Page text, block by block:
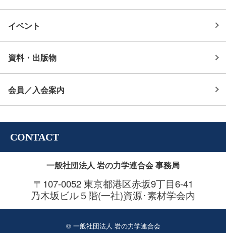
CONTACT
一般社団法人 岩の力学連合会 事務局
〒107-0052 東京都港区赤坂9丁目6-41
乃木坂ビル５階(一社)資源･素材学会内
イベント
資料・出版物
会員／入会案内
© 一般社団法人 岩の力学連合会